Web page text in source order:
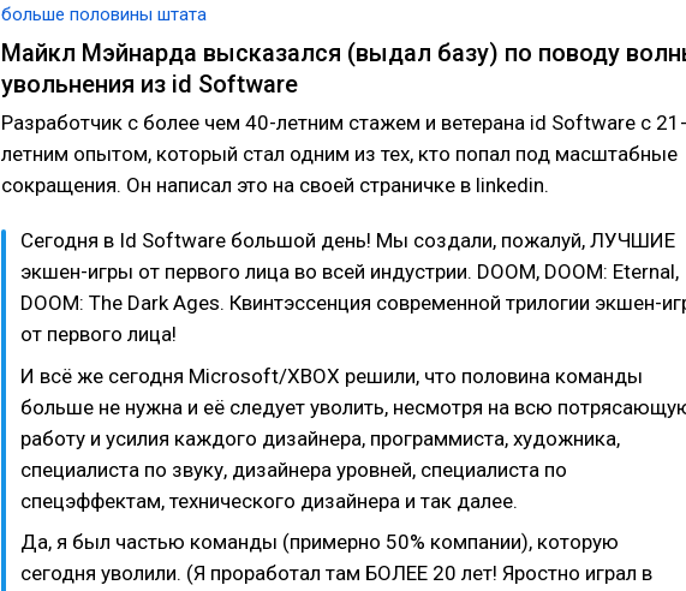
больше половины штата
Майкл Мэйнарда высказался (выдал базу) по поводу
увольнения из id Software
Разработчик с более чем 40-летним стажем и ветерана id Software с 21-
летним опытом, который стал одним из тех, кто попал под масштабные
сокращения. Он написал это на своей страничке в linkedin.
Сегодня в Id Software большой день! Мы создали, пожалуй, ЛУЧШИЕ
экшен-игры от первого лица во всей индустрии. DOOM, DOOM: Eternal,
DOOM: The Dark Ages. Квинтэссенция современной трилогии экшен-
от первого лица!
И всё же сегодня Microsoft/XBOX решили, что половина команды
больше не нужна и её следует уволить, несмотря на всю
работу и усилия каждого дизайнера, программиста, художника,
специалиста по звуку, дизайнера уровней, специалиста по
спецэффектам, технического дизайнера и так далее.
Да, я был частью команды (примерно 50% компании), которую
сегодня уволили. (Я проработал там БОЛЕЕ 20 лет! Яростно играл в